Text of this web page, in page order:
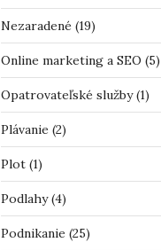
Nezaradené (19)
Online marketing a SEO (5)
Opatrovateľské služby(1)
Plávanie (2)
Plot(1)
Podlahy(4)
Podnikanie (25)